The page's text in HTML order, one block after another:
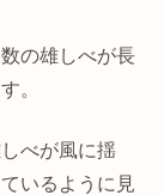
の雄しべが長
。
べが風に揺
いるように見